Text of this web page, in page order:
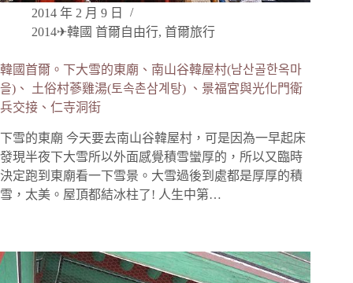
2014 年 2 月 9 日
2014✈韓國 首爾自由行, 首爾旅行
韓國首爾。下大雪的東廟、南山谷韓屋村(남산골한옥마
을)、 土俗村蔘雞湯(토속촌삼계탕) 、景福宮與光化門衛
兵交接、仁寺洞街
下雪的東廟 今天要去南山谷韓屋村，可是因為一早起床
發現半夜下大雪所以外面感覺積雪蠻厚的，所以又臨時
決定跑到東廟看一下雪景。大雪過後到處都是厚厚的積
雪，太美。屋頂都結冰柱了! 人生中第…